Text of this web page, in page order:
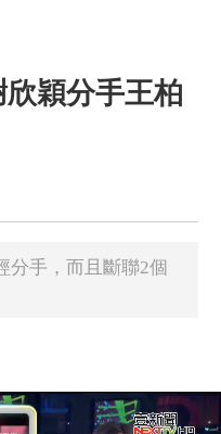
穎分手王柏
分手，而且斷聯2個